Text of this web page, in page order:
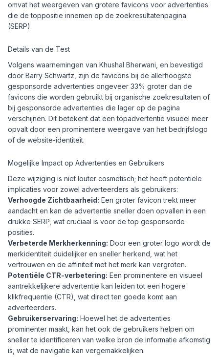
omvat het weergeven van grotere favicons voor advertenties
die de toppositie innemen op de zoekresultatenpagina
(SERP).
Details van de Test
Volgens waarnemingen van Khushal Bherwani, en bevestigd
door Barry Schwartz, zijn de favicons bij de allerhoogste
gesponsorde advertenties ongeveer 33% groter dan de
favicons die worden gebruikt bij organische zoekresultaten of
bij gesponsorde advertenties die lager op de pagina
verschijnen. Dit betekent dat een topadvertentie visueel meer
opvalt door een prominentere weergave van het bedrijfslogo
of de website-identiteit.
Mogelijke Impact op Advertenties en Gebruikers
Deze wijziging is niet louter cosmetisch; het heeft potentiële
implicaties voor zowel adverteerders als gebruikers:
Verhoogde Zichtbaarheid: Een groter favicon trekt meer
aandacht en kan de advertentie sneller doen opvallen in een
drukke SERP, wat cruciaal is voor de top gesponsorde
posities.
Verbeterde Merkherkenning: Door een groter logo wordt de
merkidentiteit duidelijker en sneller herkend, wat het
vertrouwen en de affiniteit met het merk kan vergroten.
Potentiële CTR-verbetering: Een prominentere en visueel
aantrekkelijkere advertentie kan leiden tot een hogere
klikfrequentie (CTR), wat direct ten goede komt aan
adverteerders.
Gebruikerservaring: Hoewel het de advertenties
prominenter maakt, kan het ook de gebruikers helpen om
sneller te identificeren van welke bron de informatie afkomstig
is, wat de navigatie kan vergemakkelijken.